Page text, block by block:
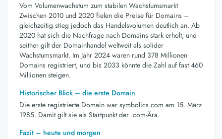
Vom Volumenwachstum zum stabilen Wachstumsmarkt
Zwischen 2010 und 2020 fielen die Preise für Domains –
gleichzeitig stieg jedoch das Handelsvolumen deutlich an. Ab
2020 hat sich die Nachfrage nach Domains stark erholt, und
seither gilt der Domainhandel weltweit als solider
Wachstumsmarkt. Im Jahr 2024 waren rund 378 Millionen
Domains registriert, und bis 2033 könnte die Zahl auf fast 460
Millionen steigen.
Historischer Blick – die erste Domain
Die erste registrierte Domain war symbolics.com am 15. März
1985. Damit gilt sie als Startpunkt der .com-Ära.
Fazit – heute und morgen